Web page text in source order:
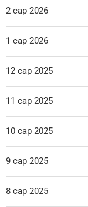
2 сар 2026
1 сар 2026
12 сар 2025
11 сар 2025
10 сар 2025
9 сар 2025
8 сар 2025